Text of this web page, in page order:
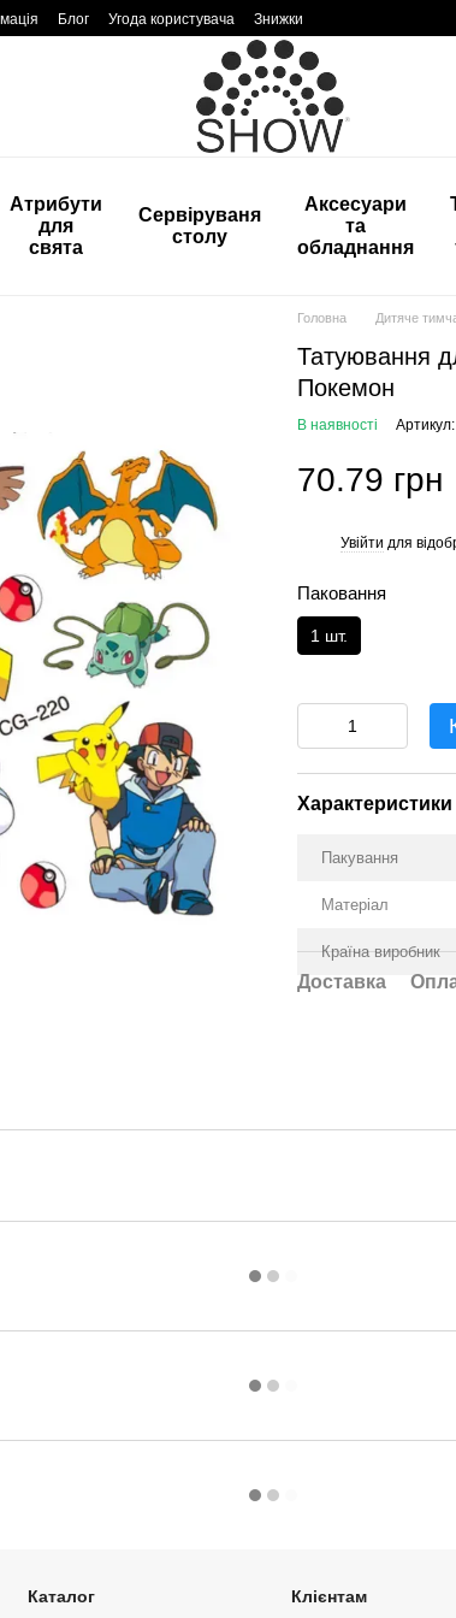
Блог Угода користувача Знижки
Атрибути
для
свята
Сервіруваня
столу
Аксесуари
та
обладнання
Головна Дитяче
Татуювання
Покемон
В наявності
70.79 грн
Увійти для
Паковання
1 шт.
Характеристики
Пакування
Матеріал
Країна виробник
Доставка
Каталог Клієнтам